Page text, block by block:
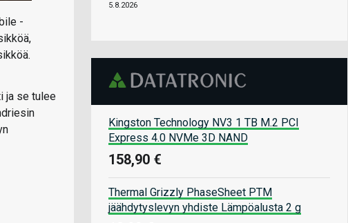
-
ja se tulee
5.8.2026
Kingston Technology NV3 1 TB M.2 PCI
Express 4.0 NVMe 3D NAND
158,90 €
Thermal Grizzly PhaseSheet PTM
jäähdytyslevyn yhdiste Lämpöalusta 2 g